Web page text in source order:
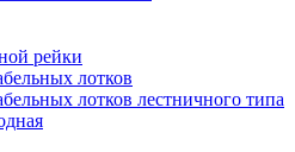
рейки
лотков
лотков лестничного типа